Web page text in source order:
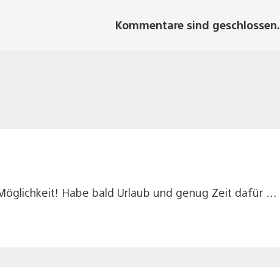
Kommentare sind geschlossen.
Habe bald Urlaub und genug Zeit dafür …